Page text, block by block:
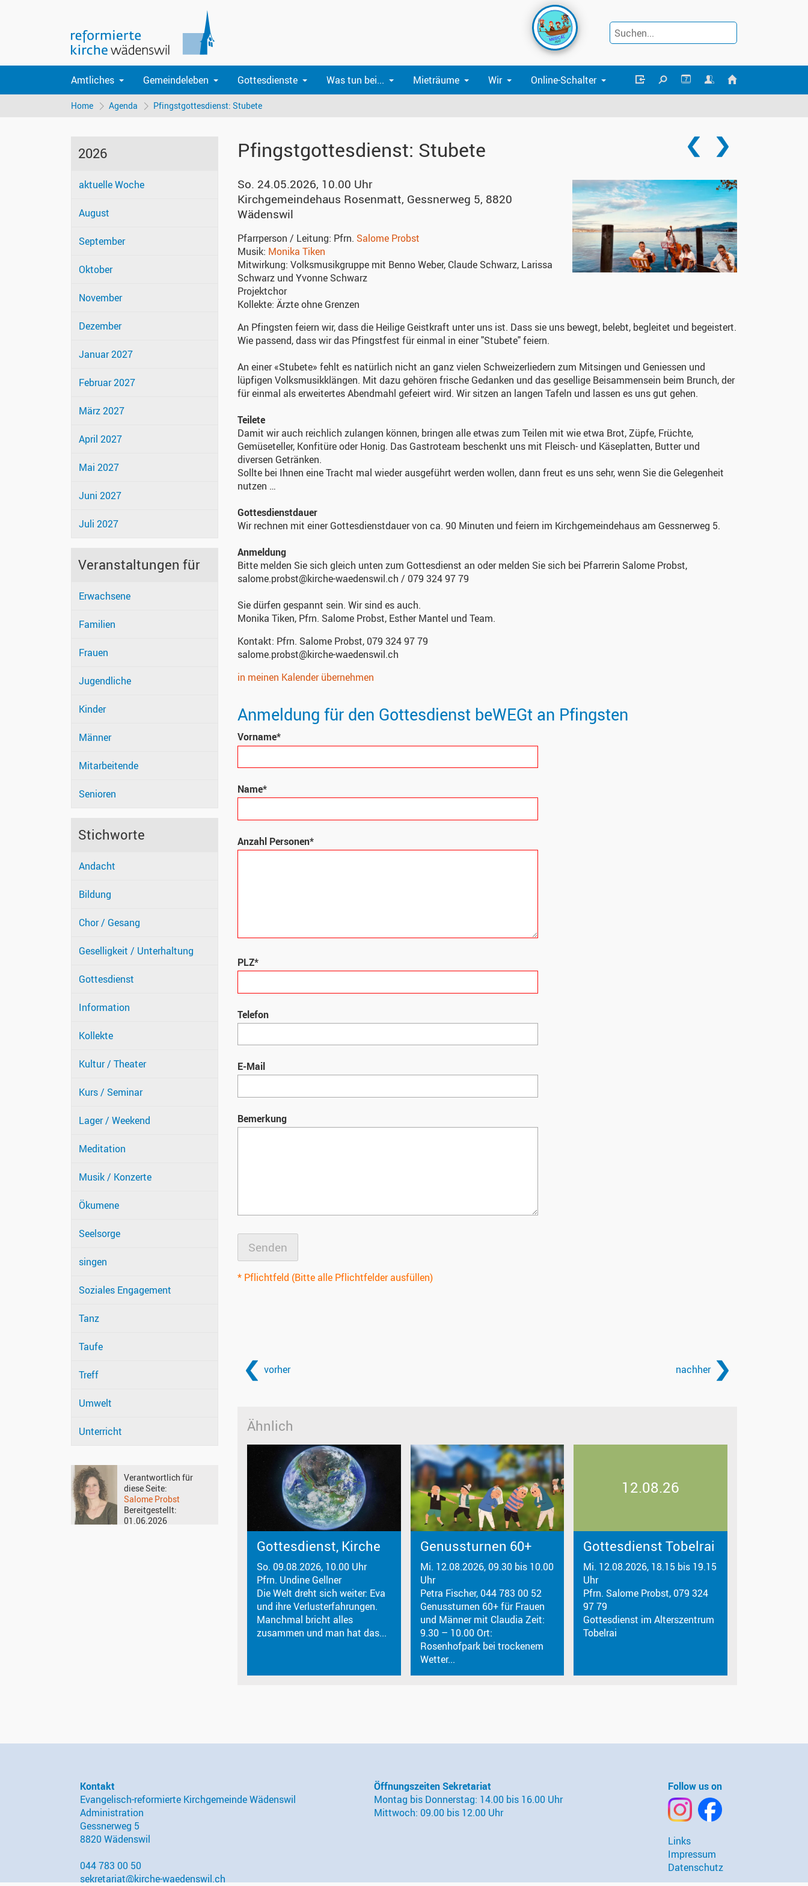
7
Amtliches Gemeindeleben Gottesdienste Was tun bei... Mieträume Wir Online-Schalter
Home Agenda Pfingstgottesdienst: Stubete
2026
aktuelle Woche
August
September
Oktober
November
Dezember
Januar 2027
Februar 2027
März 2027
April 2027
Mai 2027
Juni 2027
Juli 2027
Veranstaltungen für
Erwachsene
Familien
Frauen
Jugendliche
Kinder
Männer
Mitarbeitende
Senioren
Stichworte
Andacht
Bildung
Chor / Gesang
Geselligkeit / Unterhaltung
Gottesdienst
Information
Kollekte
Kultur / Theater
Kurs / Seminar
Lager / Weekend
Meditation
Musik / Konzerte
Ökumene
Seelsorge
singen
Soziales Engagement
Tanz
Taufe
Treff
Umwelt
Unterricht
Verantwortlich für
diese Seite:
Salome Probst
Bereitgestellt:
01.06.2026
Pfingstgottesdienst: Stubete
So. 24.05.2026, 10.00 Uhr
Kirchgemeindehaus Rosenmatt, Gessnerweg 5, 8820
Wädenswil
Pfarrperson / Leitung: Pfrn. Salome Probst
Musik: Monika Tiken
Mitwirkung: Volksmusikgruppe mit Benno Weber, Claude Schwarz, Larissa
Schwarz und Yvonne Schwarz
Projektchor
Kollekte: Ärzte ohne Grenzen
An Pfingsten feiern wir, dass die Heilige Geistkraft unter uns ist. Dass sie uns bewegt, belebt, begleitet und begeistert.
Wie passend, dass wir das Pfingstfest für einmal in einer "Stubete" feiern.
An einer «Stubete» fehlt es natürlich nicht an ganz vielen Schweizerliedern zum Mitsingen und Geniessen und
lüpfigen Volksmusikklängen. Mit dazu gehören frische Gedanken und das gesellige Beisammensein beim Brunch, der
für einmal als erweitertes Abendmahl gefeiert wird. Wir sitzen an langen Tafeln und lassen es uns gut gehen.
Teilete
Damit wir auch reichlich zulangen können, bringen alle etwas zum Teilen mit wie etwa Brot, Züpfe, Früchte,
Gemüseteller, Konfitüre oder Honig. Das Gastroteam beschenkt uns mit Fleisch- und Käseplatten, Butter und
diversen Getränken.
Sollte bei Ihnen eine Tracht mal wieder ausgeführt werden wollen, dann freut es uns sehr, wenn Sie die Gelegenheit
nutzen …
Gottesdienstdauer
Wir rechnen mit einer Gottesdienstdauer von ca. 90 Minuten und feiern im Kirchgemeindehaus am Gessnerweg 5.
Anmeldung
Bitte melden Sie sich gleich unten zum Gottesdienst an oder melden Sie sich bei Pfarrerin Salome Probst,
salome.probst@kirche-waedenswil.ch / 079 324 97 79
Sie dürfen gespannt sein. Wir sind es auch.
Monika Tiken, Pfrn. Salome Probst, Esther Mantel und Team.
Kontakt: Pfrn. Salome Probst, 079 324 97 79
salome.probst@kirche-waedenswil.ch
in meinen Kalender übernehmen
Anmeldung für den Gottesdienst beWEGt an Pfingsten
Vorname*
Name*
Anzahl Personen*
PLZ*
Telefon
E-Mail
Bemerkung
* Pflichtfeld (Bitte alle Pflichtfelder ausfüllen)
vorher nachher
Ähnlich
Gottesdienst, Kirche
So. 09.08.2026, 10.00 Uhr
Pfrn. Undine Gellner
Die Welt dreht sich weiter: Eva
und ihre Verlusterfahrungen.
Manchmal bricht alles
zusammen und man hat das...
Genussturnen 60+
Mi. 12.08.2026, 09.30 bis 10.00
Uhr
Petra Fischer, 044 783 00 52
Genussturnen 60+ für Frauen
und Männer mit Claudia Zeit:
9.30 – 10.00 Ort:
Rosenhofpark bei trockenem
Wetter...
12.08.26
Gottesdienst Tobelrai
Mi. 12.08.2026, 18.15 bis 19.15
Uhr
Pfrn. Salome Probst, 079 324
97 79
Gottesdienst im Alterszentrum
Tobelrai
Kontakt
Evangelisch-reformierte Kirchgemeinde Wädenswil
Administration
Gessnerweg 5
8820 Wädenswil
044 783 00 50
sekretariat@kirche-waedenswil.ch
Öffnungszeiten Sekretariat
Montag bis Donnerstag: 14.00 bis 16.00 Uhr
Mittwoch: 09.00 bis 12.00 Uhr
Follow us on
Links
Impressum
Datenschutz